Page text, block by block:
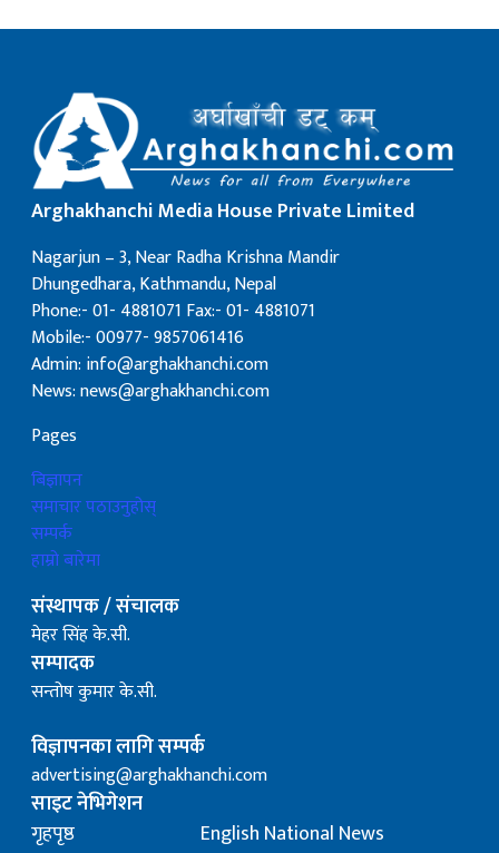
Arghakhanchi Media House Private Limited
Nagarjun – 3, Near Radha Krishna Mandir
Dhungedhara, Kathmandu, Nepal
Phone:- 01- 4881071 Fax:- 01- 4881071
Mobile:- 00977- 9857061416
Admin: info@arghakhanchi.com
News: news@arghakhanchi.com
Pages
बिज्ञापन
समाचार पठाउनुहोस्
सम्पर्क
हाम्रो बारेमा
संस्थापक / संचालक
मेहर सिंह के.सी.
सम्पादक
सन्तोष कुमार के.सी.
विज्ञापनका लागि सम्पर्क
advertising@arghakhanchi.com
साइट नेभिगेशन
गृहपृष्ठ
English National News